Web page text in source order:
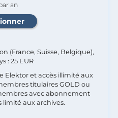
an
(France, Suisse, Belgique),
: 25 EUR
Elektor et accès illimité aux
titulaires GOLD ou
avec abonnement
limité aux archives.